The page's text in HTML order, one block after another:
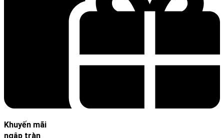
Khuyến mãi
ngập tràn